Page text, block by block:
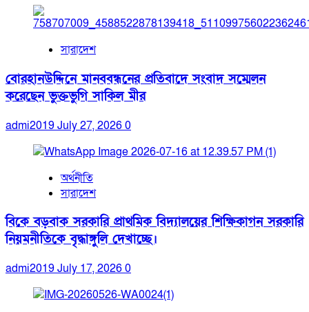
সারাদেশ
বোরহানউদ্দিনে মানববন্ধনের প্রতিবাদে সংবাদ সম্মেলন
করেছেন ভুক্তভুগি সাকিল মীর
admi2019July 27, 20260
অর্থনীতি
সারাদেশ
বিকে বড়বাক সরকারি প্রাথমিক বিদ্যালয়ের শিক্ষিকাগন সরকারি
নিয়মনীতিকে বৃদ্ধাঙ্গুলি দেখাচ্ছে।
admi2019July 17, 20260